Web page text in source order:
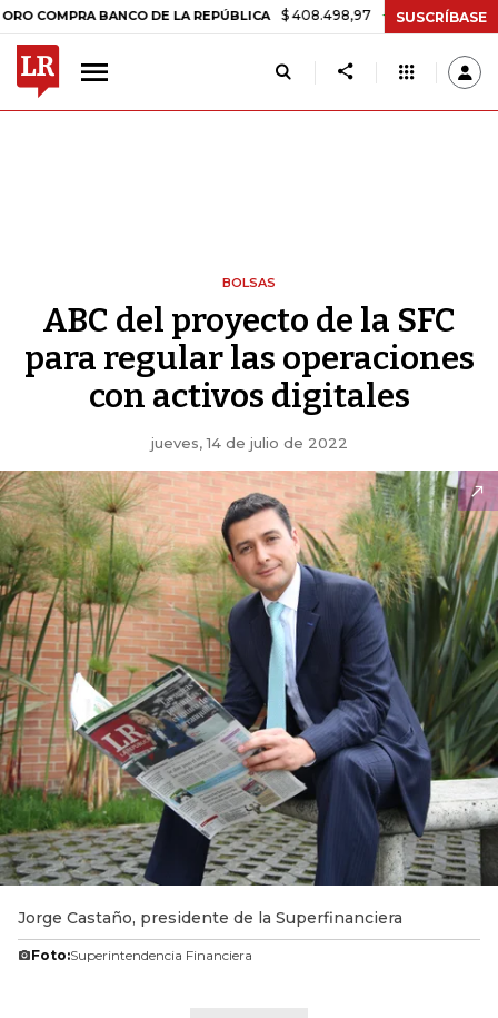
BANCO DE LA REPÚBLICA $ 408.498,97 +$ 8.753,81 +2,19%
SUSCRÍBASE
BOLSAS
ABC del proyecto de la SFC
para regular las operaciones
con activos digitales
jueves, 14 de julio de 2022
Jorge Castaño, presidente de la Superfinanciera
Foto:Superintendencia Financiera